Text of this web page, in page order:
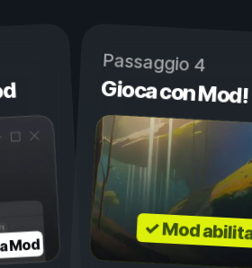
Mod
Passaggio 4
Gioca con Mod!
✓ Mod